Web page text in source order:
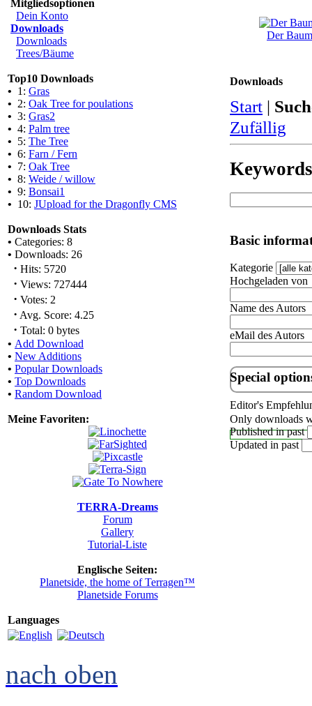
Mitgliedsoptionen
Dein Konto
Downloads
Downloads
Trees/Bäume
Top10 Downloads
• 1: Gras
• 2: Oak Tree for poulations
• 3: Gras2
• 4: Palm tree
• 5: The Tree
• 6: Farn / Fern
• 7: Oak Tree
• 8: Weide / willow
• 9: Bonsai1
• 10: JUpload for the Dragonfly CMS
Downloads Stats
• Categories: 8
• Downloads: 26
· Hits: 5720
· Views: 727444
· Votes: 2
· Avg. Score: 4.25
· Total: 0 bytes
• Add Download
• New Additions
• Popular Downloads
• Top Downloads
• Random Download
Meine Favoriten:
TERRA-Dreams
Forum
Gallery
Tutorial-Liste
Englische Seiten:
Planetside, the home of Terragen™
Planetside Forums
Languages
Der
Downloads
Start |
Zufällig
Keywords
Basic
Kategorie
Hochgeladen von
Name des Autors
eMail des Autors
Special
Editor's
Only downloads
Published in past
Updated in past
nach oben